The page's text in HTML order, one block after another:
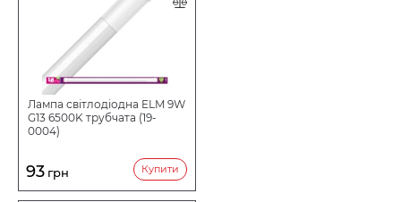
Лампа світлодіодна ELM 9W
G13 6500K трубчата (19-
0004)
93 грн Купити